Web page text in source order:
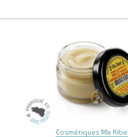
Cosmétiques Ma